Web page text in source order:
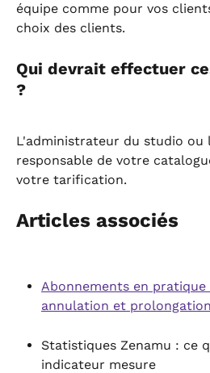
équipe comme pour vos
choix des clients.
Qui devrait effectuer
?
L'administrateur du studio ou
responsable de votre
votre tarification.
Articles associés
Abonnements en pratique
annulation et prolongation
Statistiques Zenamu : ce
indicateur mesure